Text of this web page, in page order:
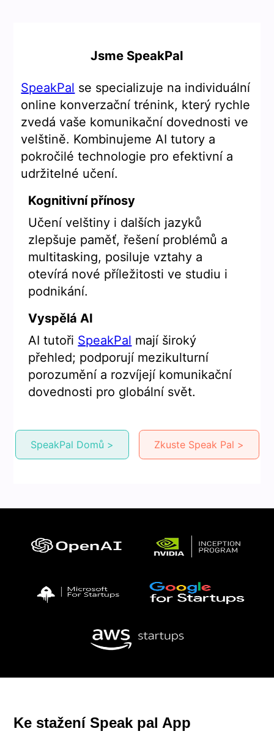
Jsme SpeakPal
SpeakPal se specializuje na individuální
online konverzační trénink, který rychle
zvedá vaše komunikační dovednosti ve
velštině. Kombinujeme AI tutory a
pokročilé technologie pro efektivní a
udržitelné učení.
Kognitivní přínosy
Učení velštiny i dalších jazyků
zlepšuje paměť, řešení problémů a
multitasking, posiluje vztahy a
otevírá nové příležitosti ve studiu i
podnikání.
Vyspělá AI
AI tutoři SpeakPal mají široký
přehled; podporují mezikulturní
porozumění a rozvíjejí komunikační
dovednosti pro globální svět.
SpeakPal Domů > Zkuste Speak Pal >
Ke stažení Speak pal App